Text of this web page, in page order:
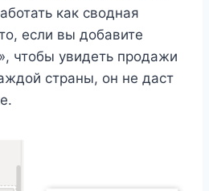
как сводная
если вы добавите
чтобы увидеть продажи
страны, он не даст